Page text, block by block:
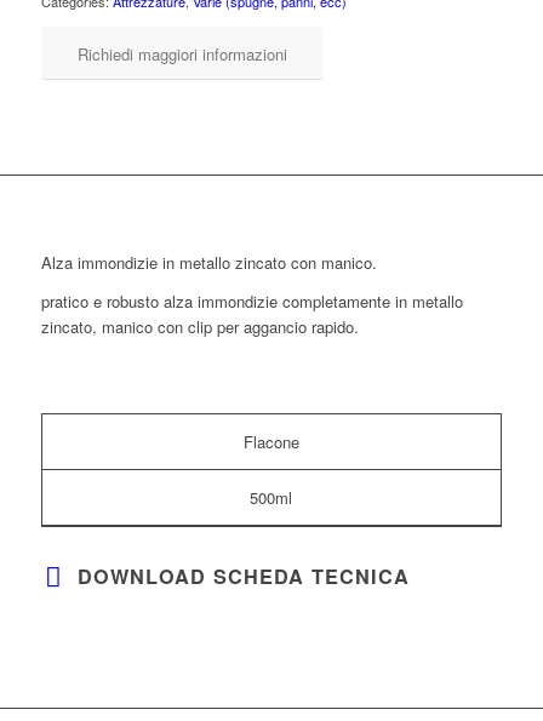
Richiedi maggiori informazioni
Alza immondizie in metallo zincato con manico.
pratico e robusto alza immondizie completamente in metallo
zincato, manico con clip per aggancio rapido.
Flacone
500ml
DOWNLOAD SCHEDA TECNICA